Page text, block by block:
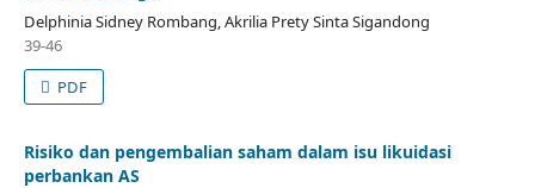
Delphinia Sidney Rombang, Akrilia Prety Sinta Sigandong
39-46
PDF
Risiko dan pengembalian saham dalam isu likuidasi
perbankan AS